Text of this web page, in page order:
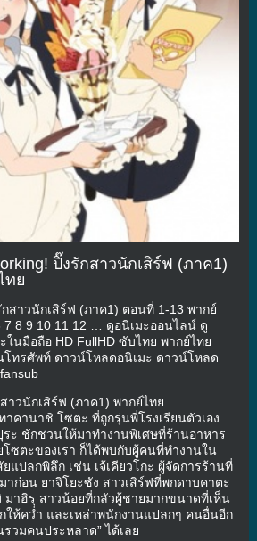
ปิ๊งรักสาวนักเสิร์ฟ (ภาค1)
ทย
กสาวนักเสิร์ฟ (ภาค1) ตอนที่ 1-13 พากย์
7 8 9 10 11 12 … ดูอนิเมะออนไลน์ ดู
นมือถือ HD FullHD ซับไทย พากย์ไทย
ทรศัพท์ ดาวน์โหลดอนิเมะ ดาวน์โหลด
าวนักเสิร์ฟ (ภาค1) พากย์ไทย
าคานาชิ โซตะ ที่ถูกรุ่นพี่โรงเรียนตัวเอง
ะ ชักชวนให้มาทำงานพิเศษที่ร้านอาหาร
ซตะของเรา ก็ได้พบกับผู้คนที่ทำงานใน
แปลกพิลึก เช่น เจ้เคียวโกะ ผู้จัดการร้านที่
าก่อน ยาจิโยะซัง สาวเสิร์ฟที่พกดาบคาตะ
าฮิรุ สาวน้อยที่กลัวผู้ชายมากขนาดที่เห็น
ให้ควํ่า และเหล่าพนักงานแปลกๆ คนอื่นอีก
รวมคนประหลาด” ได้เลย